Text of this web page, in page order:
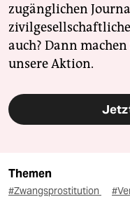
zugänglichen
auch? Dann
unsere Aktion.
Themen
#Zwangsprostitution